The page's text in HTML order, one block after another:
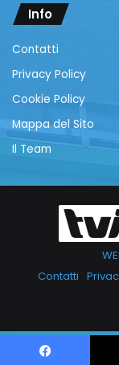
Info
Contatti
Privacy Policy
Cookie Policy
Mappa del Sito
Il Team
Contatti